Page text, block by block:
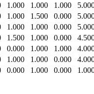
1.000 1.000 1.000
1.000 1.500 0.000
1.000 1.000 0.000
1.500 1.000 0.000
0.000 1.000 1.000
1.000 1.000 0.000
0.000 1.000 0.000